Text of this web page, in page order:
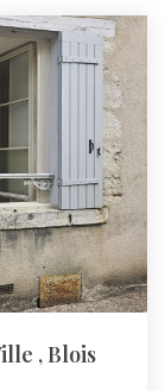
,Blois